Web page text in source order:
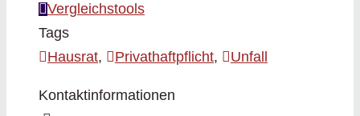
Vergleichstools
Tags
Hausrat, Privathaftpflicht, Unfall
Kontaktinformationen